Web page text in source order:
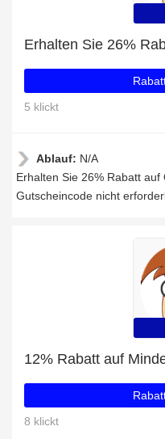
5 klickt
Ablauf: N/A
Erhalten Sie 26% Rabatt
Gutscheincode nicht
8 klickt